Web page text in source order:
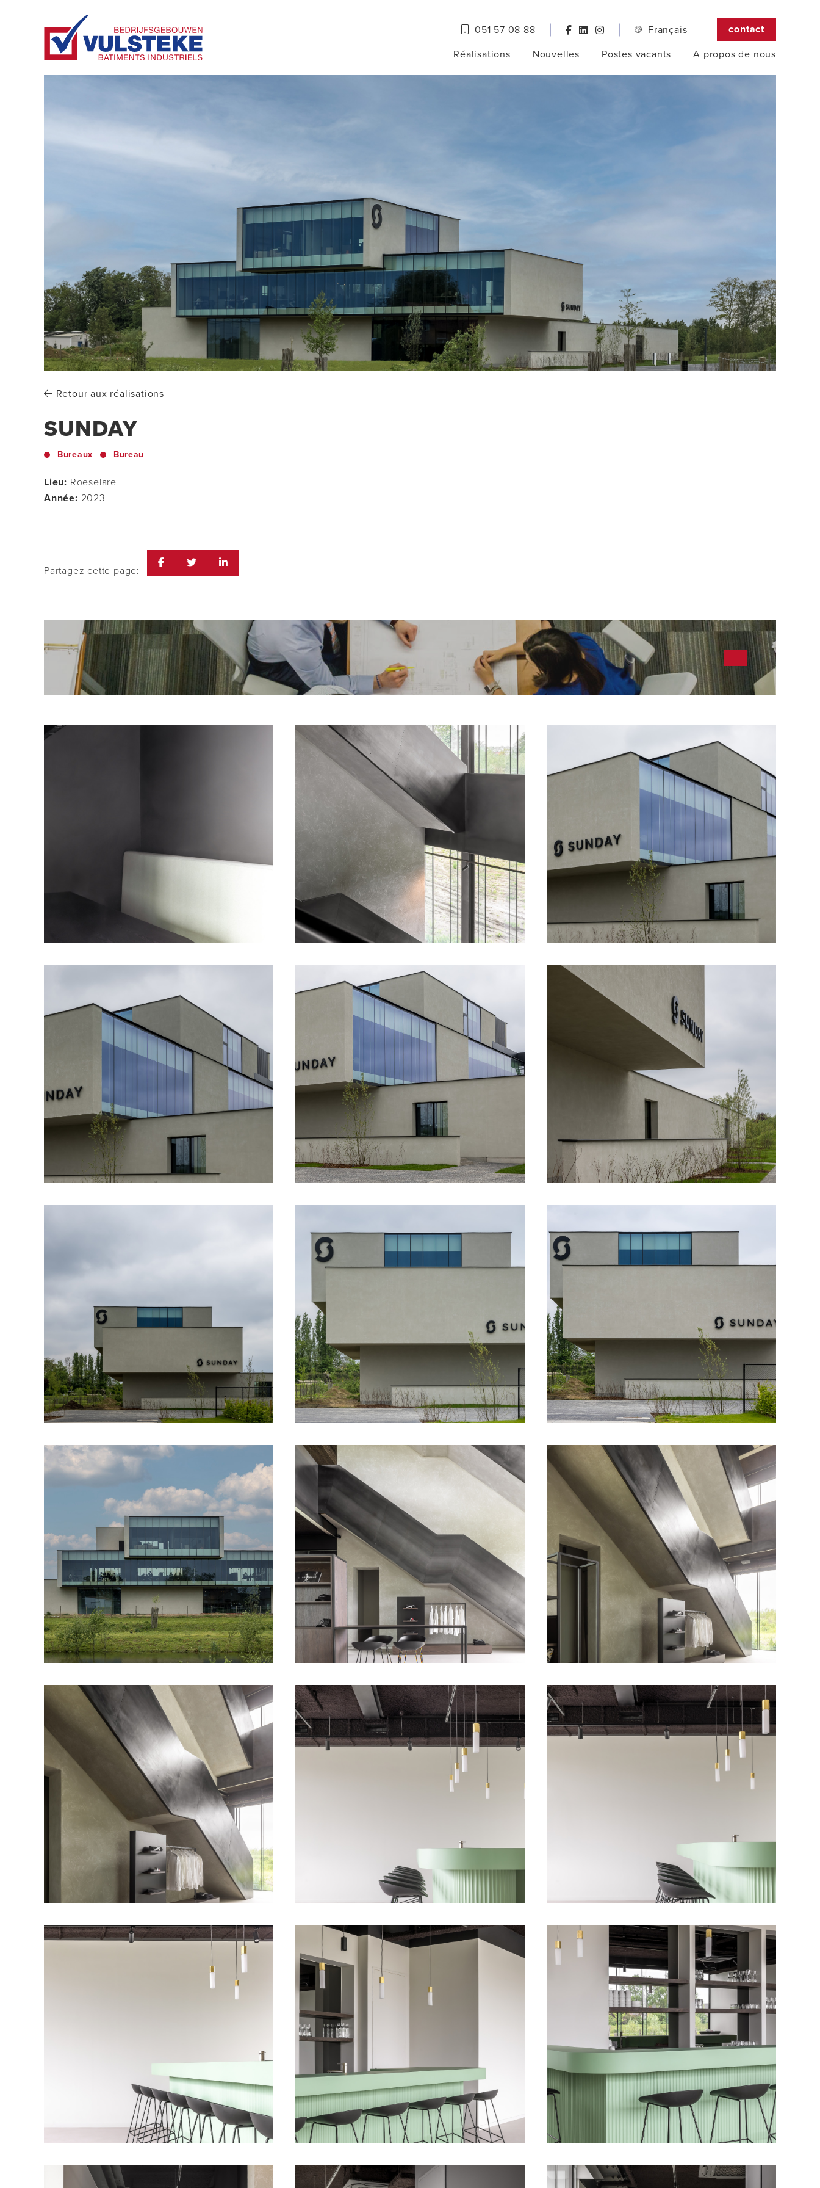
051 57 08 88 Français contact
Réalisations Nouvelles Postes vacants A propos de nous
Retour aux réalisations
SUNDAY
Bureaux Bureau
Lieu: Roeselare
Année: 2023
Partagez cette page: